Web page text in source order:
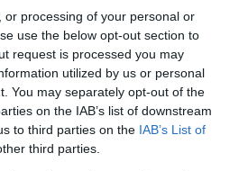
processing of your personal or
use the below opt-out section to
request is processed you may
utilized by us or personal
You may separately opt-out of the
on the IAB’s list of downstream
to third parties on the IAB’s List of
third parties.
vicino di
media,
epocale.